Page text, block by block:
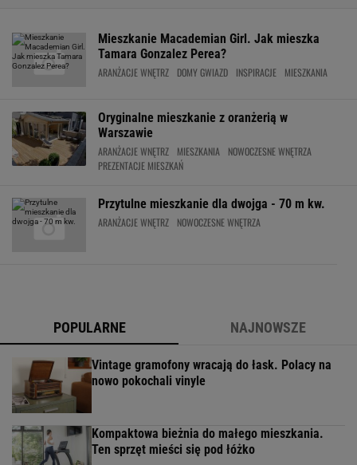
Mieszkanie Macademian Girl. Jak mieszka
Tamara Gonzalez Perea?
ARANŻACJE WNĘTRZ DOMY GWIAZD INSPIRACJE MIESZKANIA
Oryginalne mieszkanie z oranżerią w
Warszawie
ARANŻACJE WNĘTRZ MIESZKANIA
NOWOCZESNE WNĘTRZA
PREZENTACJE MIESZKAŃ
Przytulne mieszkanie dla dwojga - 70 m kw.
ARANŻACJE WNĘTRZ NOWOCZESNE WNĘTRZA
POPULARNE NAJNOWSZE
Vintage gramofony wracają do łask. Polacy na
nowo pokochali vinyle
Kompaktowa bieżnia do małego mieszkania.
Ten sprzęt mieści się pod łóżko